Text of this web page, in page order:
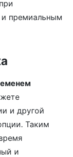
и премиальным
и другой
Таким
и